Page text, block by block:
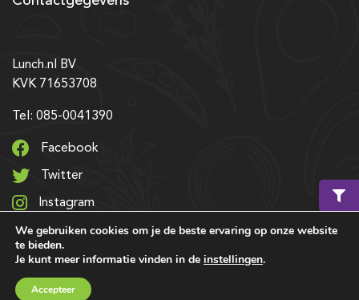
Lunch.nl BV
KVK 71653708
Tel: 085-0041390
Facebook
Twitter
Instagram
LinkedIn
© 2026 Alle rechten voorbehouden | Ontwerp & realisatie:
We gebruiken cookies om je de beste ervaring op onze website
te bieden.
Je kunt meer informatie vinden in de instellingen.
Accepteer